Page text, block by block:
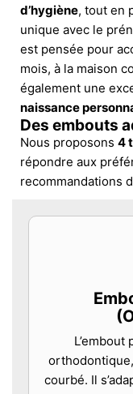
d’hygiène, tout en
unique avec le
est pensée pour
mois, à la maison
également une
naissance
Des embouts
Nous proposons 4
répondre aux
recommandations
courbé. Il